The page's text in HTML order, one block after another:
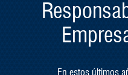
En estos últimos